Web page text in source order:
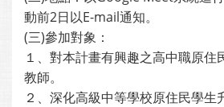
動前2日以E-mail通知。
(三)參加對象：
１、對本計畫有興趣之高中職原住
教師。
２、深化高級中等學校原住民學生